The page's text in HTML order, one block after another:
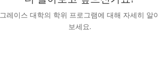
그레이스 대학의 학위 프로그램에 대해 자세히 알
보세요.